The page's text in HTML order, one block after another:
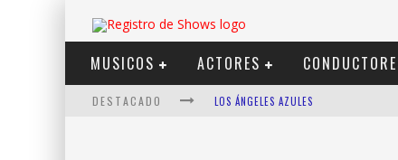
MUSICOS ACTORES
DESTACADO LOS ÁNGELES AZULES